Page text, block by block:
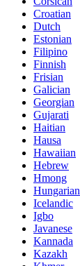
Croatian
Dutch
Estonian
Filipino
Finnish
Frisian
Galician
Georgian
Gujarati
Haitian
Hausa
Hawaiian
Hebrew
Hmong
Hungarian
Icelandic
Igbo
Javanese
Kannada
Kazakh